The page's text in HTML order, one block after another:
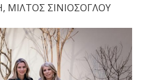
ΜΙΛΤΟΣ ΣΙΝΙΟΣΟΓΛΟΥ